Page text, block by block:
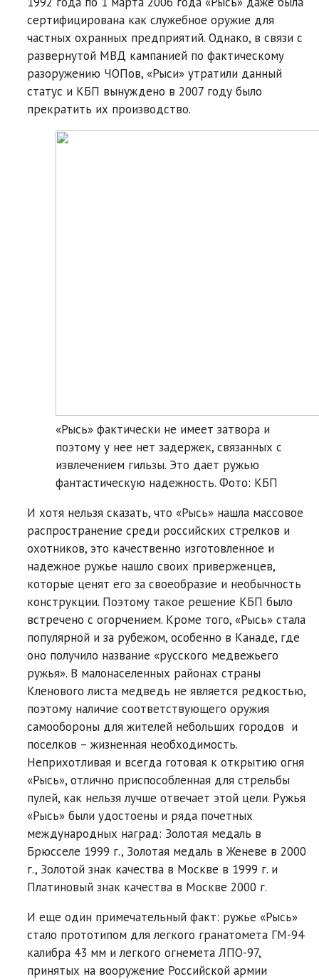
сертифицирована как служебное оружие для
частных охранных предприятий. Однако, в связи с
развернутой МВД кампанией по фактическому
разоружению ЧОПов, «Рыси» утратили данный
статус и КБП вынуждено в 2007 году было
прекратить их производство.
«Рысь» фактически не имеет затвора и
поэтому у нее нет задержек, связанных с
извлечением гильзы. Это дает ружью
фантастическую надежность. Фото: КБП
И хотя нельзя сказать, что «Рысь» нашла массовое
распространение среди российских стрелков и
охотников, это качественно изготовленное и
надежное ружье нашло своих приверженцев,
которые ценят его за своеобразие и необычность
конструкции. Поэтому такое решение КБП было
встречено с огорчением. Кроме того, «Рысь» стала
популярной и за рубежом, особенно в Канаде, где
оно получило название «русского медвежьего
ружья». В малонаселенных районах страны
Кленового листа медведь не является редкостью,
поэтому наличие соответствующего оружия
самообороны для жителей небольших городов и
поселков – жизненная необходимость.
Неприхотливая и всегда готовая к открытию огня
«Рысь», отлично приспособленная для стрельбы
пулей, как нельзя лучше отвечает этой цели. Ружья
«Рысь» были удостоены и ряда почетных
международных наград: Золотая медаль в
Брюсселе 1999 г., Золотая медаль в Женеве в 2000
г., Золотой знак качества в Москве в 1999 г. и
Платиновый знак качества в Москве 2000 г.
И еще один примечательный факт: ружье «Рысь»
стало прототипом для легкого гранатомета ГМ-94
калибра 43 мм и легкого огнемета ЛПО-97,
принятых на вооружение Российской армии